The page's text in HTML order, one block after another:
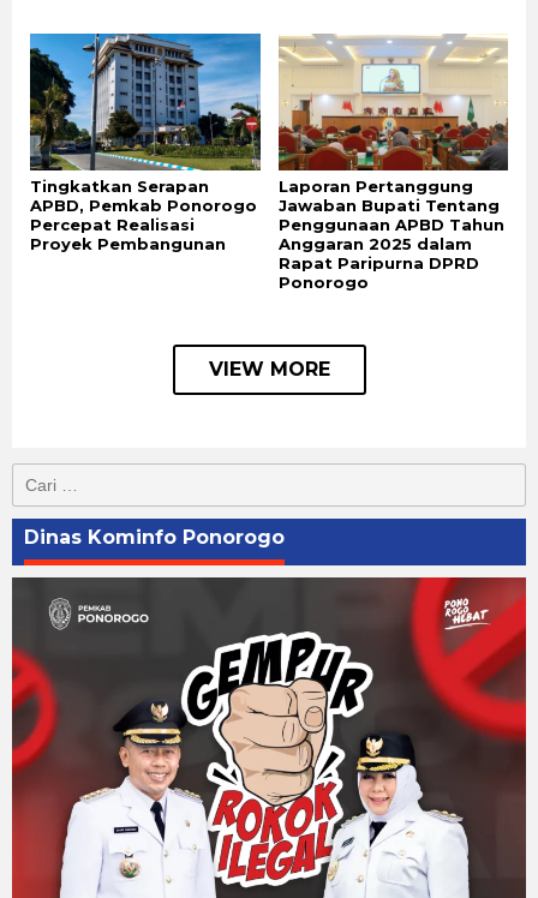
Tingkatkan Serapan
APBD, Pemkab Ponorogo
Percepat Realisasi
Proyek Pembangunan
Laporan Pertanggung
Jawaban Bupati Tentang
Penggunaan APBD Tahun
Anggaran 2025 dalam
Rapat Paripurna DPRD
Ponorogo
VIEW MORE
untuk:
Dinas Kominfo Ponorogo